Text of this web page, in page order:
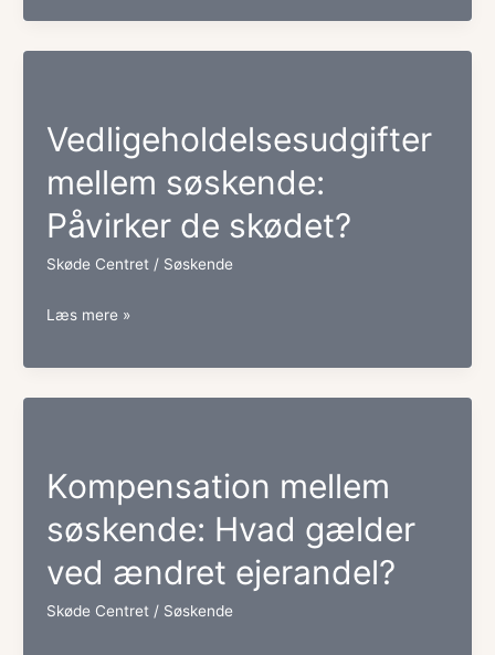
arver?
Vedligeholdelsesudgifter
mellem søskende:
Påvirker de skødet?
Skøde Centret / Søskende
Vedligeholdelsesudgifter
skødet?
Læs mere »
Kompensation mellem
søskende: Hvad gælder
ved ændret ejerandel?
Skøde Centret / Søskende